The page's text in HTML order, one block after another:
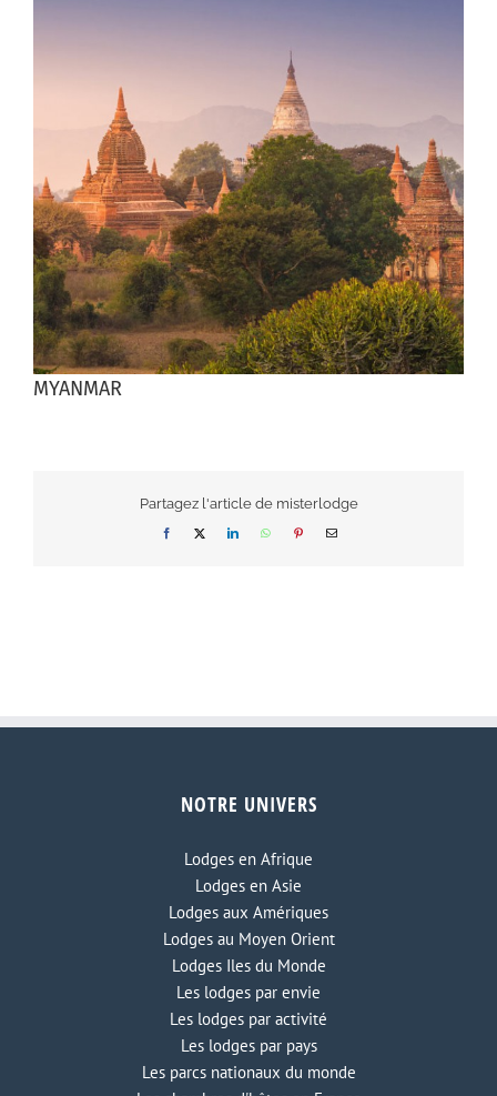
MYANMAR
Partagez l'article de misterlodge
FacebookX LinkedInWhatsAppPinterestEmail
NOTRE UNIVERS
Lodges en Afrique
Lodges en Asie
Lodges aux Amériques
Lodges au Moyen Orient
Lodges Iles du Monde
Les lodges par envie
Les lodges par activité
Les lodges par pays
Les parcs nationaux du monde